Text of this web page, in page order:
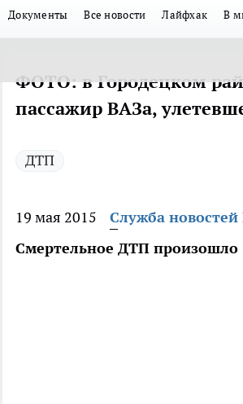
Документы Все новости Лайфхак В
ФОТО: в Городецком
пассажир ВАЗа,
ДТП
19 мая 2015
Служба
Смертельное ДТП произошло